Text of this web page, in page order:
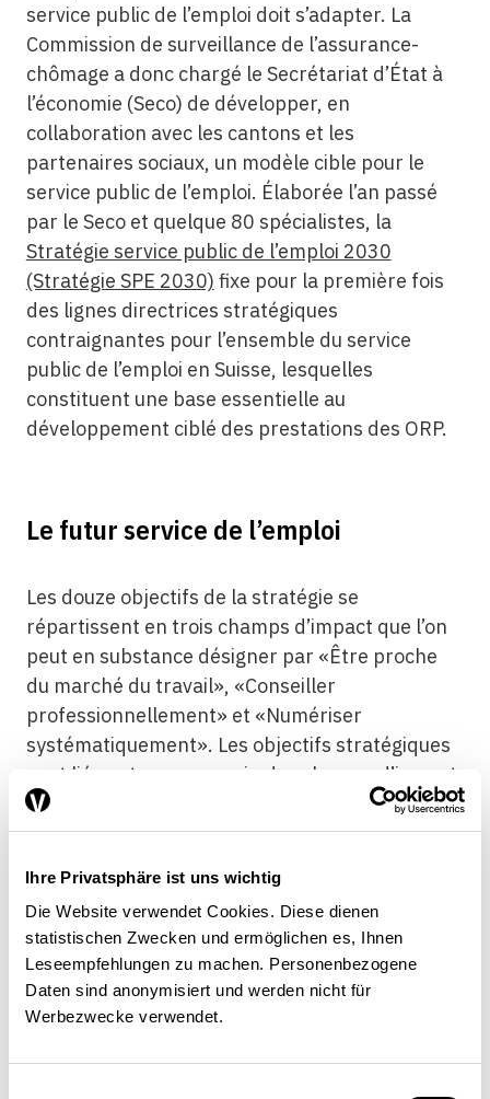
Ihre Privatsphäre ist uns wichtig
Die Website verwendet Cookies. Diese dienen
statistischen Zwecken und ermöglichen es, Ihnen
Leseempfehlungen zu machen. Personenbezogene
Daten sind anonymisiert und werden nicht für
Werbezwecke verwendet.
service public de l’emploi doit s’adapter. La
Commission de surveillance de l’assurance-
chômage a donc chargé le Secrétariat d’État à
l’économie (Seco) de développer, en
collaboration avec les cantons et les
partenaires sociaux, un modèle cible pour le
service public de l’emploi. Élaborée l’an passé
par le Seco et quelque 80 spécialistes, la
Stratégie service public de l’emploi 2030
(Stratégie SPE 2030) fixe pour la première fois
des lignes directrices stratégiques
contraignantes pour l’ensemble du service
public de l’emploi en Suisse, lesquelles
constituent une base essentielle au
développement ciblé des prestations des ORP.
Le futur service de l’emploi
Les douze objectifs de la stratégie se
répartissent en trois champs d’impact que l’on
peut en substance désigner par «Être proche
du marché du travail», «Conseiller
professionnellement» et «Numériser
systématiquement». Les objectifs stratégiques
sont liés entre eux au sein des champs d’impact
et d’un champ à l’autre (voir
illustration). C’est
par exemple le cas des objectifs de proximité
afin d’assurer un placement efficace des
personnes en recherche d’emploi qui soit
adapté au marché du travail, il faut instaurer
une plateforme d’emplois qui soit utilisée à
grande échelle et de manière intensive et qui
offres et des demandes d’emploi.